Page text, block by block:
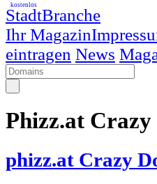
StadtBranche
Ihr Magazin
kostenlos
eintragen News
Phizz.at Crazy
phizz.at Crazy